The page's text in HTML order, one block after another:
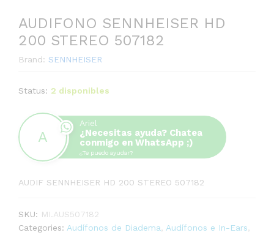
AUDIFONO SENNHEISER HD
200 STEREO 507182
Brand: SENNHEISER
Status: 2 disponibles
Ariel
¿Necesitas ayuda? Chatea
conmigo en WhatsApp ;)
¿Te puedo ayudar?
AUDIF SENNHEISER HD 200 STEREO 507182
SKU: MI.AUS507182
Categories: Audífonos de Diadema Audífonos e In-Ears